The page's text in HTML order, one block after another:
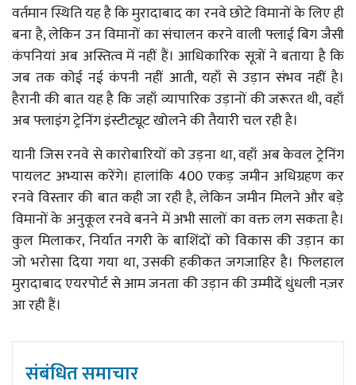
वर्तमान स्थिति यह है कि मुरादाबाद का रनवे छोटे विमानों के लिए ही
बना है, लेकिन उन विमानों का संचालन करने वाली फ्लाई बिग जैसी
कंपनियां अब अस्तित्व में नहीं हैं। आधिकारिक सूत्रों ने बताया है कि
जब तक कोई नई कंपनी नहीं आती, यहाँ से उड़ान संभव नहीं है।
हैरानी की बात यह है कि जहाँ व्यापारिक उड़ानों की जरूरत थी, वहाँ
अब फ्लाइंग ट्रेनिंग इंस्टीट्यूट खोलने की तैयारी चल रही है।
यानी जिस रनवे से कारोबारियों को उड़ना था, वहाँ अब केवल ट्रेनिंग
पायलट अभ्यास करेंगे। हालांकि 400 एकड़ जमीन अधिग्रहण कर
रनवे विस्तार की बात कही जा रही है, लेकिन जमीन मिलने और बड़े
विमानों के अनुकूल रनवे बनने में अभी सालों का वक्त लग सकता है।
कुल मिलाकर, निर्यात नगरी के बाशिंदों को विकास की उड़ान का
जो भरोसा दिया गया था, उसकी हकीकत जगजाहिर है। फिलहाल
मुरादाबाद एयरपोर्ट से आम जनता की उड़ान की उम्मीदें धुंधली नज़र
आ रही हैं।
संबंधित समाचार